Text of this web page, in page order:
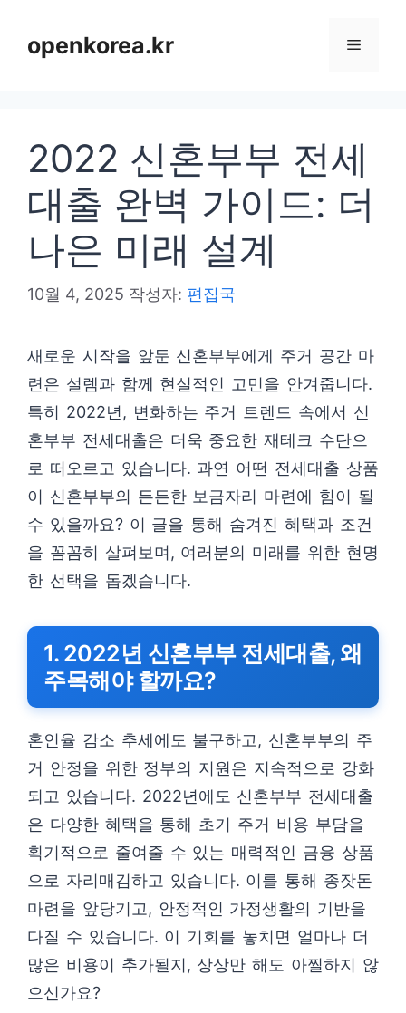
openkorea.kr 메
2022 신혼부부 전세
대출 완벽 가이드: 더
나은 미래 설계
10월 4, 2025 작성자: 편집국
새로운 시작을 앞둔 신혼부부에게 주거 공간 마
련은 설렘과 함께 현실적인 고민을 안겨줍니다.
특히 2022년, 변화하는 주거 트렌드 속에서 신
혼부부 전세대출은 더욱 중요한 재테크 수단으
로 떠오르고 있습니다. 과연 어떤 전세대출 상품
이 신혼부부의 든든한 보금자리 마련에 힘이 될
수 있을까요? 이 글을 통해 숨겨진 혜택과 조건
을 꼼꼼히 살펴보며, 여러분의 미래를 위한 현명
한 선택을 돕겠습니다.
1. 2022년 신혼부부 전세대출, 왜
주목해야 할까요?
혼인율 감소 추세에도 불구하고, 신혼부부의 주
거 안정을 위한 정부의 지원은 지속적으로 강화
되고 있습니다. 2022년에도 신혼부부 전세대출
은 다양한 혜택을 통해 초기 주거 비용 부담을
획기적으로 줄여줄 수 있는 매력적인 금융 상품
으로 자리매김하고 있습니다. 이를 통해 종잣돈
마련을 앞당기고, 안정적인 가정생활의 기반을
다질 수 있습니다. 이 기회를 놓치면 얼마나 더
많은 비용이 추가될지, 상상만 해도 아찔하지 않
으신가요?